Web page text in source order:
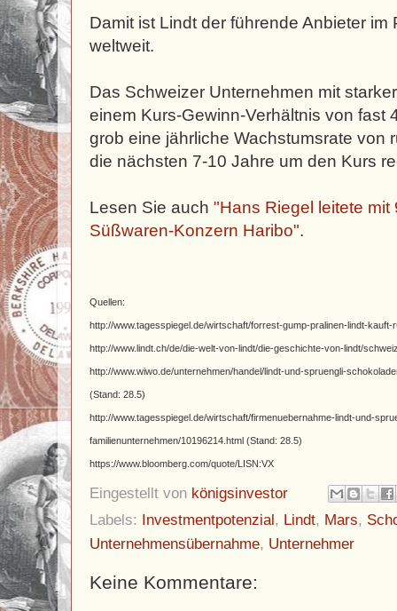
Damit ist Lindt der führende Anbieter im
weltweit.
Das Schweizer Unternehmen mit
einem Kurs-Gewinn-Verhältnis von fast
grob eine jährliche Wachstumsrate von
die nächsten 7-10 Jahre um den Kurs
Lesen Sie auch "Hans Riegel leitete
Süßwaren-Konzern Haribo".
Quellen:
http://www.tagesspiegel.de/wirtschaft/forrest-gump-pralinen-lindt-
http://www.lindt.ch/de/die-welt-von-lindt/die-geschichte-von-lindt/
http://www.wiwo.de/unternehmen/handel/lindt-und-spruengli-
(Stand: 28.5)
http://www.tagesspiegel.de/wirtschaft/firmenuebernahme-lindt-und-
familienunternehmen/10196214.html (Stand: 28.5)
https://www.bloomberg.com/quote/LISN:VX
Eingestellt von königsinvestor
Labels: Investmentpotenzial, Lindt, Mars,
Unternehmensübernahme, Unternehmer
Keine Kommentare: